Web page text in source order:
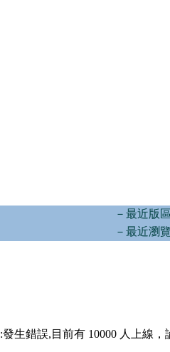
－最近版
－最近瀏
發生錯誤,目前有 10000 人上線